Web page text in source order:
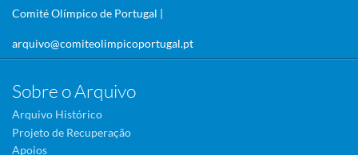
Comité Olímpico de Portugal |
arquivo@comiteolimpicoportugal.pt
Sobre o Arquivo
Arquivo Histórico
Projeto de Recuperação
Apoios